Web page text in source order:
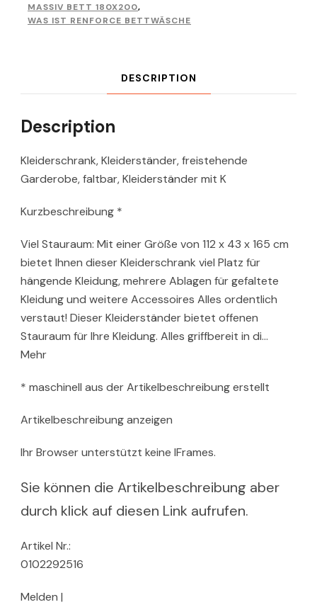
MASSIV BETT 180X200,
WAS IST RENFORCE BETTWÄSCHE
DESCRIPTION
Description
Kleiderschrank, Kleiderständer, freistehende
Garderobe, faltbar, Kleiderständer mit K
Kurzbeschreibung *
Viel Stauraum: Mit einer Größe von 112 x 43 x 165 cm
bietet Ihnen dieser Kleiderschrank viel Platz für
hängende Kleidung, mehrere Ablagen für gefaltete
Kleidung und weitere Accessoires Alles ordentlich
verstaut! Dieser Kleiderständer bietet offenen
Stauraum für Ihre Kleidung. Alles griffbereit in di…
Mehr
* maschinell aus der Artikelbeschreibung erstellt
Artikelbeschreibung anzeigen
Ihr Browser unterstützt keine IFrames.
Sie können die Artikelbeschreibung aber
durch klick auf diesen Link aufrufen.
Artikel Nr.:
0102292516
Melden |